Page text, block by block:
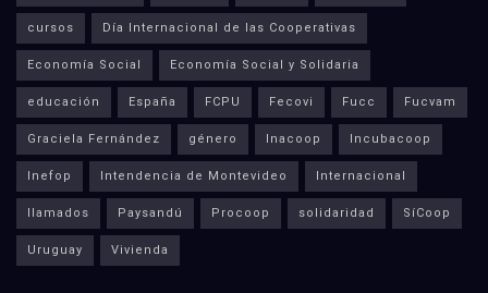
cursos Día Internacional de las Cooperativas
Economía Social Economía Social y Solidaria
educación España FCPU Fecovi Fucc Fucvam
Graciela Fernández género Inacoop Incubacoop
Inefop Intendencia de Montevideo Internacional
llamados Paysandú Procoop solidaridad SíCoop
Uruguay Vivienda